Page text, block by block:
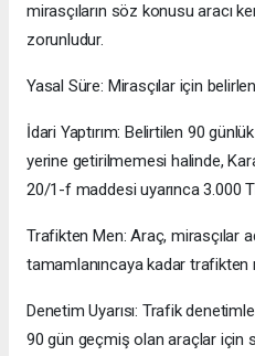
mirasçıların söz konusu aracı
zorunludur.
Yasal Süre: Mirasçılar için
İdari Yaptırım: Belirtilen 90
yerine getirilmemesi halinde,
20/1-f maddesi uyarınca 3.000
Trafikten Men: Araç, mirasçılar
tamamlanıncaya kadar trafikten
Denetim Uyarısı: Trafik
90 gün geçmiş olan araçlar için